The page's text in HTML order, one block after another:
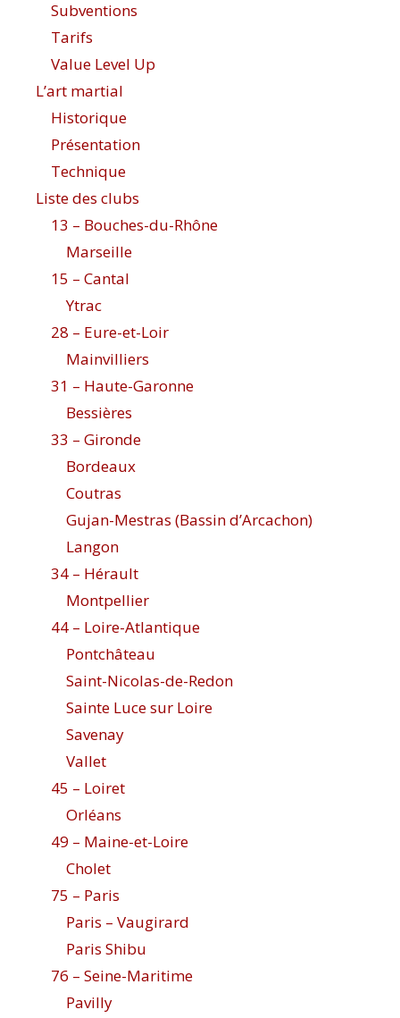
Subventions
Tarifs
Value Level Up
L’art martial
Historique
Présentation
Technique
Liste des clubs
13 – Bouches-du-Rhône
Marseille
15 – Cantal
Ytrac
28 – Eure-et-Loir
Mainvilliers
31 – Haute-Garonne
Bessières
33 – Gironde
Bordeaux
Coutras
Gujan-Mestras (Bassin d’Arcachon)
Langon
34 – Hérault
Montpellier
44 – Loire-Atlantique
Pontchâteau
Saint-Nicolas-de-Redon
Sainte Luce sur Loire
Savenay
Vallet
45 – Loiret
Orléans
49 – Maine-et-Loire
Cholet
75 – Paris
Paris – Vaugirard
Paris Shibu
76 – Seine-Maritime
Pavilly